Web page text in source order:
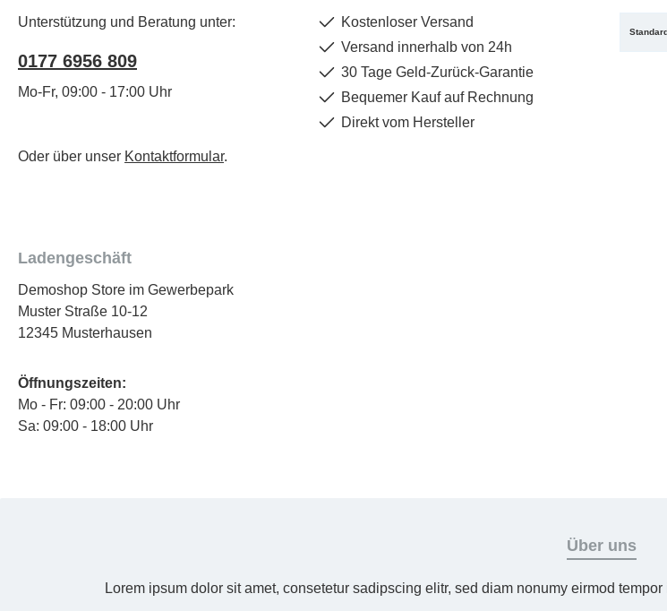
Unterstützung und Beratung unter:
0177 6956 809
Mo-Fr, 09:00 - 17:00 Uhr
Oder über unser Kontaktformular.
Kostenloser Versand
Versand innerhalb von 24h
30 Tage Geld-Zurück-Garantie
Bequemer Kauf auf Rechnung
Direkt vom Hersteller
Ladengeschäft
Demoshop Store im Gewerbepark
Muster Straße 10-12
12345 Musterhausen
Öffnungszeiten:
Mo - Fr: 09:00 - 20:00 Uhr
Sa: 09:00 - 18:00 Uhr
Über uns
Lorem ipsum dolor sit amet, consetetur sadipscing elitr, sed diam nonumy eirmod